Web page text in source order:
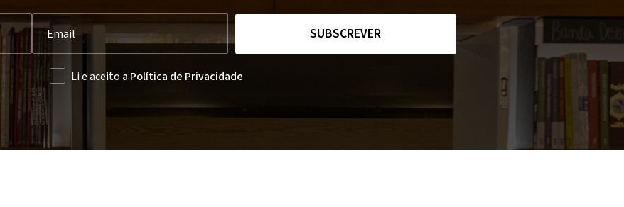
SUBSCREVER
Li e aceito a Política de Privacidade